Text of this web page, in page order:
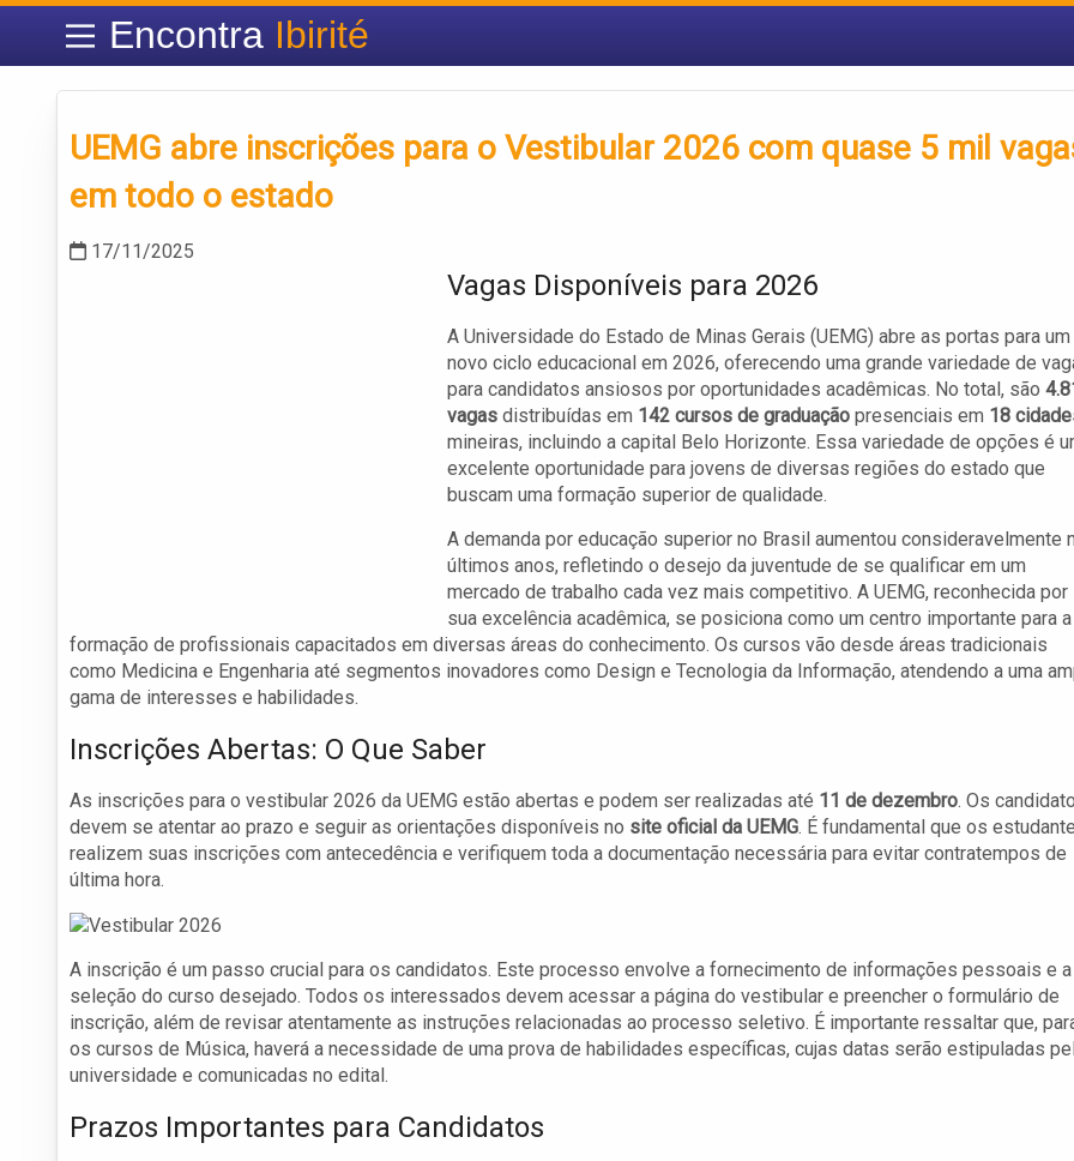
Encontra Ibirité
UEMG abre inscrições para o Vestibular 2026 com quase 5 mil
em todo o estado
17/11/2025
Vagas Disponíveis para 2026
A Universidade do Estado de Minas Gerais (UEMG) abre as portas para um
novo ciclo educacional em 2026, oferecendo uma grande variedade de
para candidatos ansiosos por oportunidades acadêmicas. No total, são
vagas distribuídas em 142 cursos de graduação presenciais em 18
mineiras, incluindo a capital Belo Horizonte. Essa variedade de opções é
excelente oportunidade para jovens de diversas regiões do estado que
buscam uma formação superior de qualidade.
A demanda por educação superior no Brasil aumentou consideravelmente
últimos anos, refletindo o desejo da juventude de se qualificar em um
mercado de trabalho cada vez mais competitivo. A UEMG, reconhecida por
sua excelência acadêmica, se posiciona como um centro importante para a
formação de profissionais capacitados em diversas áreas do conhecimento. Os cursos vão desde áreas tradicionais
como Medicina e Engenharia até segmentos inovadores como Design e Tecnologia da Informação, atendendo a uma
gama de interesses e habilidades.
Inscrições Abertas: O Que Saber
As inscrições para o vestibular 2026 da UEMG estão abertas e podem ser realizadas até 11 de dezembro. Os
devem se atentar ao prazo e seguir as orientações disponíveis no site oficial da UEMG. É fundamental que os
realizem suas inscrições com antecedência e verifiquem toda a documentação necessária para evitar contratempos de
última hora.
A inscrição é um passo crucial para os candidatos. Este processo envolve a fornecimento de informações pessoais e a
seleção do curso desejado. Todos os interessados devem acessar a página do vestibular e preencher o formulário de
inscrição, além de revisar atentamente as instruções relacionadas ao processo seletivo. É importante ressaltar que,
os cursos de Música, haverá a necessidade de uma prova de habilidades específicas, cujas datas serão estipuladas
universidade e comunicadas no edital.
Prazos Importantes para Candidatos